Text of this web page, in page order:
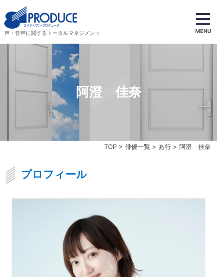
声・音声に関するトータルマネジメント MENU
TOP> 俳優一覧 > あ行> 阿澄 佳奈
阿澄 佳奈
プロフィール